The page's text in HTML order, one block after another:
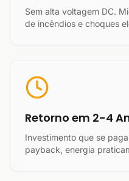
Sem alta voltagem DC.
de incêndios e choques
Retorno em 2-4
Investimento que se
payback, energia